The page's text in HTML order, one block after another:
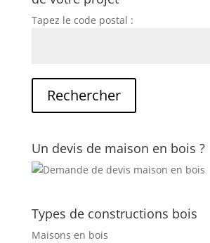
Tapez le code postal :
Un devis de maison en bois ?
Types de constructions bois
Maisons en bois